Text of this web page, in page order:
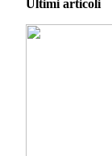
Ultimi articoli